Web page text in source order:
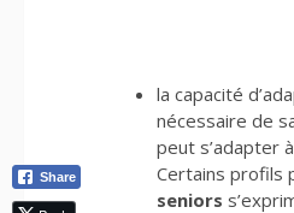
la capacité
nécessaire de
peut s’adapter
Certains profils
seniors
Share